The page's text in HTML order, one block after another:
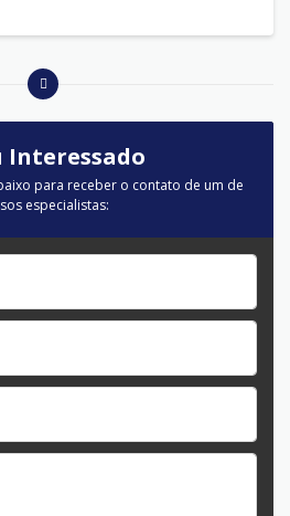
Interessado
para receber o contato de um de
especialistas: